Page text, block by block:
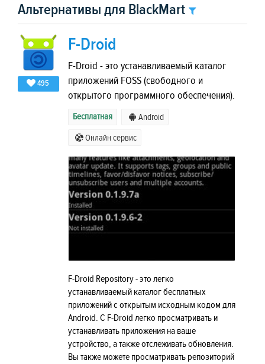
Альтернативы для BlackMart
495
F-Droid
F-Droid - это устанавливаемый каталог
приложений FOSS (свободного и
открытого программного обеспечения).
Бесплатная Android
Онлайн сервис
F-Droid Repository - это легко
устанавливаемый каталог бесплатных
приложений с открытым исходным кодом для
Android. С F-Droid легко просматривать и
устанавливать приложения на ваше
устройство, а также отслеживать обновления.
Вы также можете просматривать репозиторий